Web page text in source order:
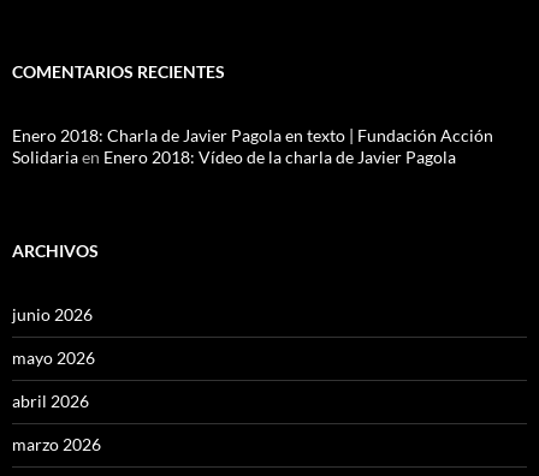
COMENTARIOS RECIENTES
Enero 2018: Charla de Javier Pagola en texto | Fundación Acción
Solidariaen Enero 2018: Vídeo de la charla de Javier Pagola
ARCHIVOS
junio 2026
mayo 2026
abril 2026
marzo 2026